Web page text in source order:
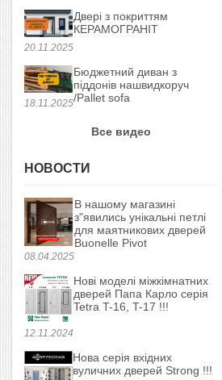
20.11.2025
Двері з покриттям
КЕРАМОГРАНІТ
18.11.2025
Бюджетний диван з
піддонів нашвидкоруч
/Pallet sofa
Все видео
НОВОСТИ
08.04.2025
В нашому магазині
з"явились унікальні петлі
для маятникових дверей
Buonelle Pivot
12.11.2024
Нові моделі міжкімнатних
дверей Папа Карло серія
Tetra T-16, T-17 !!!
Нова серія вхідних
вуличних дверей Strong !!!